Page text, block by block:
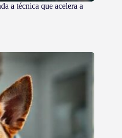
a técnica que acelera a